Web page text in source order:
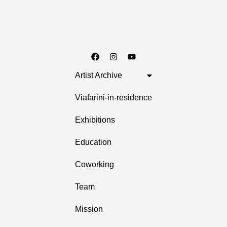
Artist Archive
Viafarini-in-residence
Exhibitions
Education
Coworking
Team
Mission